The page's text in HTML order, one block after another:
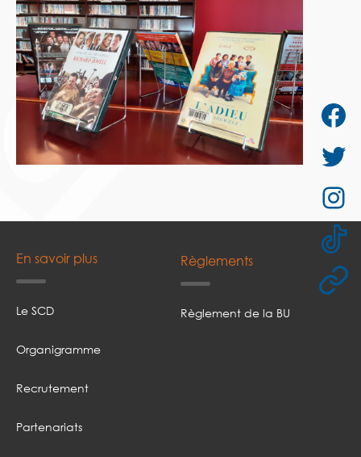
En savoir plus
Le SCD
Organigramme
Recrutement
Partenariats
Règlements
Règlement de la BU